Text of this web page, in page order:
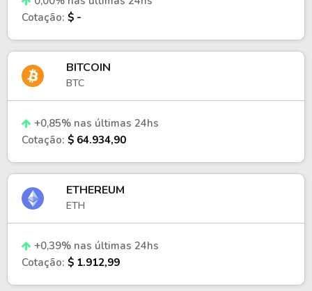
Cotação: $ -
BITCOIN
BTC
+0,85% nas últimas 24hs
Cotação: $ 64.934,90
ETHEREUM
ETH
+0,39% nas últimas 24hs
Cotação: $ 1.912,99